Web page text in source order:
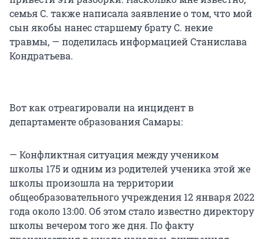
семья С. также написала заявление о том, что мой
сын якобы нанес старшему брату С. некие
травмы, — поделилась информацией Станислава
Кондратьева.
Вот как отреагировали на инцидент в
департаменте образования Самары:
— Конфликтная ситуация между учеником
школы 175 и одним из родителей ученика этой же
школы произошла на территории
общеобразовательного учреждения 12 января 2022
года около 13:00. Об этом стало известно директору
школы вечером того же дня. По факту